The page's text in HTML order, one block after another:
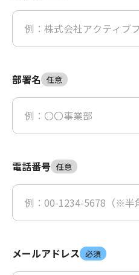
部署名 任意
電話番号 任意
メールアドレス 必須